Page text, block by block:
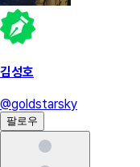
김성호
@goldstarsky
팔로우